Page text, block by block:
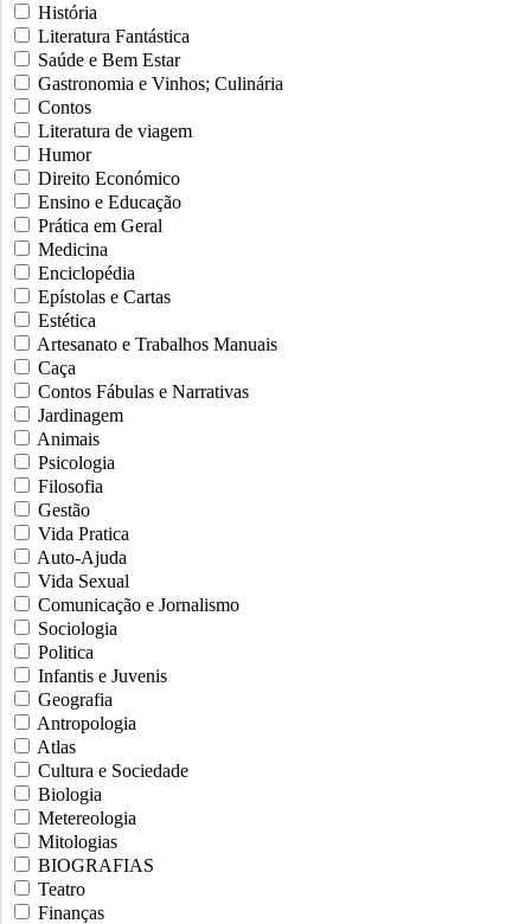
História
Literatura Fantástica
Saúde e Bem Estar
Gastronomia e Vinhos; Culinária
Contos
Literatura de viagem
Humor
Direito Económico
Ensino e Educação
Prática em Geral
Medicina
Enciclopédia
Epístolas e Cartas
Estética
Artesanato e Trabalhos Manuais
Caça
Contos Fábulas e Narrativas
Jardinagem
Animais
Psicologia
Filosofia
Gestão
Vida Pratica
Auto-Ajuda
Vida Sexual
Comunicação e Jornalismo
Sociologia
Politica
Infantis e Juvenis
Geografia
Antropologia
Atlas
Cultura e Sociedade
Biologia
Metereologia
Mitologias
BIOGRAFIAS
Teatro
Finanças